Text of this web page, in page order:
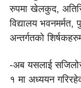
रुपमा खेलकुद,
विद्यालय
अन्तर्गतको
-अब यसलाई
१ मा अध्ययन